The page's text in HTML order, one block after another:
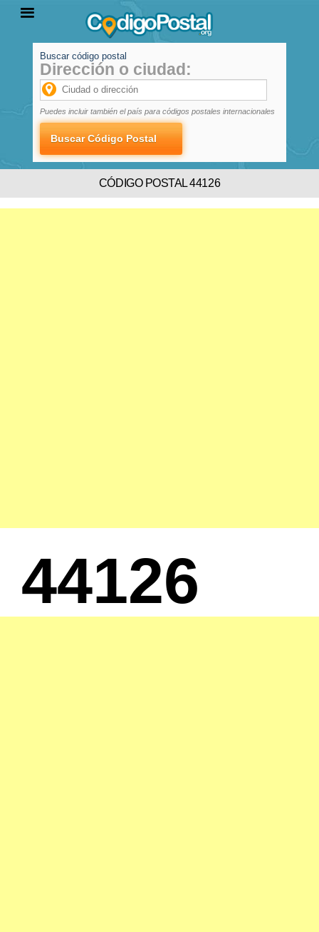
PROVINCIAS
LOCALIDADES
Buscar código postal
Dirección o ciudad:
Puedes incluir también el país para códigos postales internacionales
CÓDIGO POSTAL 44126
44126